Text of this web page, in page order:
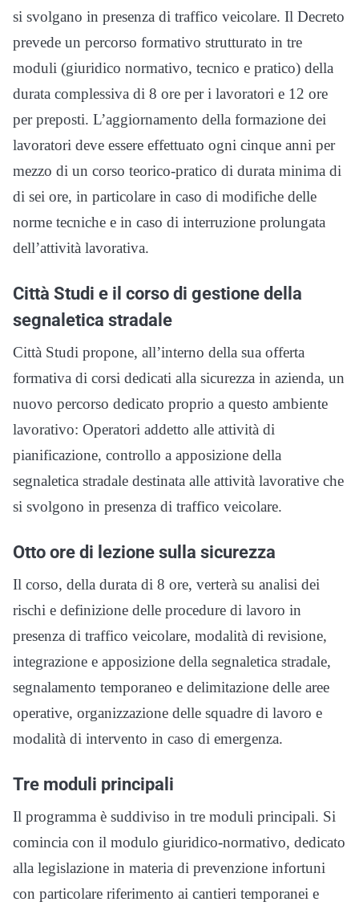
si svolgano in presenza di traffico veicolare. Il Decreto
prevede un percorso formativo strutturato in tre
moduli (giuridico normativo, tecnico e pratico) della
durata complessiva di 8 ore per i lavoratori e 12 ore
per preposti. L’aggiornamento della formazione dei
lavoratori deve essere effettuato ogni cinque anni per
mezzo di un corso teorico-pratico di durata minima di
di sei ore, in particolare in caso di modifiche delle
norme tecniche e in caso di interruzione prolungata
dell’attività lavorativa.
Città Studi e il corso di gestione della
segnaletica stradale
Città Studi propone, all’interno della sua offerta
formativa di corsi dedicati alla sicurezza in azienda, un
nuovo percorso dedicato proprio a questo ambiente
lavorativo: Operatori addetto alle attività di
pianificazione, controllo a apposizione della
segnaletica stradale destinata alle attività lavorative che
si svolgono in presenza di traffico veicolare.
Otto ore di lezione sulla sicurezza
Il corso, della durata di 8 ore, verterà su analisi dei
rischi e definizione delle procedure di lavoro in
presenza di traffico veicolare, modalità di revisione,
integrazione e apposizione della segnaletica stradale,
segnalamento temporaneo e delimitazione delle aree
operative, organizzazione delle squadre di lavoro e
modalità di intervento in caso di emergenza.
Tre moduli principali
Il programma è suddiviso in tre moduli principali. Si
comincia con il modulo giuridico-normativo, dedicato
alla legislazione in materia di prevenzione infortuni
con particolare riferimento ai cantieri temporanei e